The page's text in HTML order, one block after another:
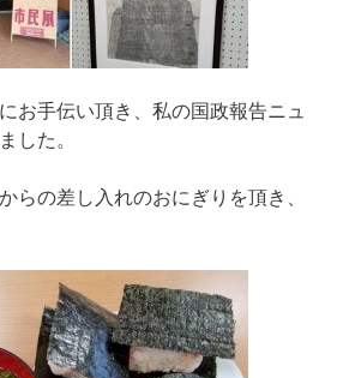
お手伝い頂き、私の国政報告ニュ
した。
らの差し入れのおにぎりを頂き、